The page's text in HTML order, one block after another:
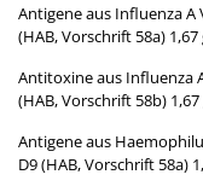
Antigene aus Influenza A
(HAB, Vorschrift 58a) 1,67
Antitoxine aus Influenza
(HAB, Vorschrift 58b) 1,67
Antigene aus
D9 (HAB, Vorschrift 58a)